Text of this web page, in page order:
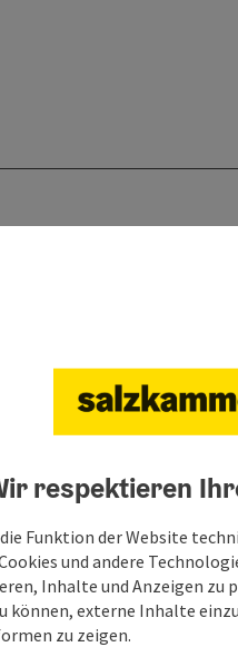
KULTURERLEBNIS
kraftvolle Impulse.
Weisen der Aigner
und live Musik.
und Naturprodukte von
Wuzzl!
wichtigen Informationen
einer geführten
unserer Website:
respektieren
Funktion der Website
und andere
Inhalte und Anzeigen zu
können, externe Inhalte
zu zeigen.